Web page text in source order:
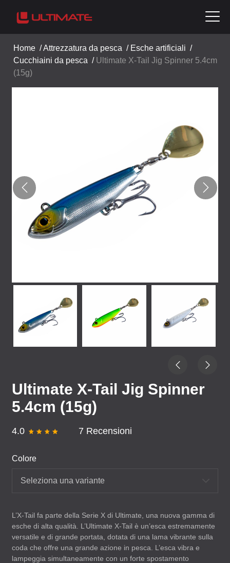
Home /Attrezzatura da pesca / Esche artificiali /
Cucchiaini da pesca / Ultimate X-Tail Jig Spinner 5.4cm
(15g)
Ultimate X-Tail Jig Spinner
5.4cm (15g)
4.0 7 Recensioni
Colore
Seleziona una variante
L’X-Tail fa parte della Serie X di Ultimate, una nuova gamma di
esche di alta qualità. L’Ultimate X-Tail è un’esca estremamente
versatile e di grande portata, dotata di una lama vibrante sulla
coda che offre una grande azione in pesca. L’esca vibra e
lampeggia simultaneamente con un forte spostamento